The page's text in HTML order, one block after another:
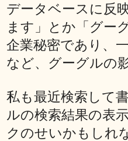
データベースに反
ます」とか「グー
企業秘密であり、
など、グーグルの
私も最近検索して
ルの検索結果の表
クのせいかもしれ